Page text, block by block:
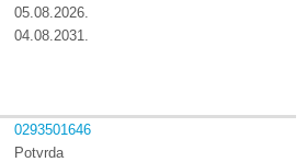
05.08.2026.
04.08.2031.
0293501646
Potvrda